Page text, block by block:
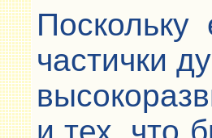
частички